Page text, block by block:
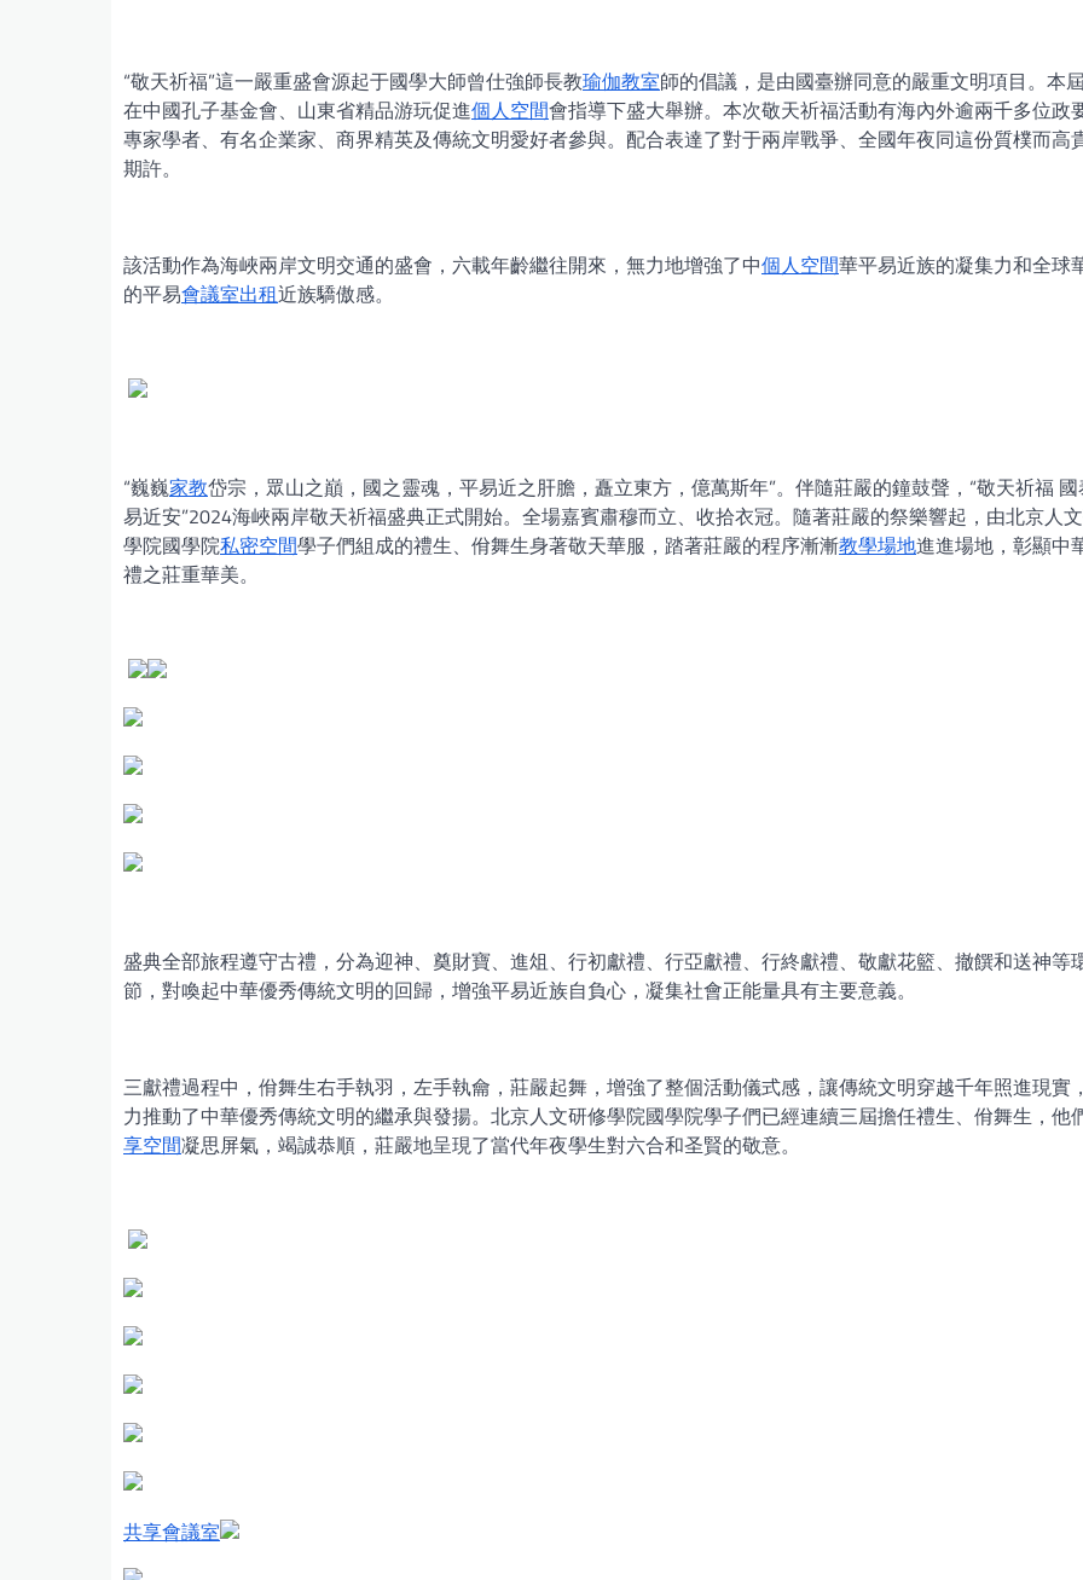
“敬天祈福”這一嚴重盛會源起于國學大師曾仕強師長教瑜伽教室師的倡議，是由國臺辦同意的嚴重文明項目。本
在中國孔子基金會、山東省精品游玩促進個人空間會指導下盛大舉辦。本次敬天祈福活動有海內外逾兩千多位政要
專家學者、有名企業家、商界精英及傳統文明愛好者參與。配合表達了對于兩岸戰爭、全國年夜同這份質樸而高
期許。
該活動作為海峽兩岸文明交通的盛會，六載年齡繼往開來，無力地增強了中個人空間華平易近族的凝集力和全球
的平易會議室出租近族驕傲感。
“巍巍家教岱宗，眾山之巔，國之靈魂，平易近之肝膽，矗立東方，億萬斯年”。伴隨莊嚴的鐘鼓聲，“敬天祈福
易近安”2024海峽兩岸敬天祈福盛典正式開始。全場嘉賓肅穆而立、收拾衣冠。隨著莊嚴的祭樂響起，由北京人
學院國學院私密空間學子們組成的禮生、佾舞生身著敬天華服，踏著莊嚴的程序漸漸教學場地進進場地，彰顯中
禮之莊重華美。
盛典全部旅程遵守古禮，分為迎神、奠財寶、進俎、行初獻禮、行亞獻禮、行終獻禮、敬獻花籃、撤饌和送神等
節，對喚起中華優秀傳統文明的回歸，增強平易近族自負心，凝集社會正能量具有主要意義。
三獻禮過程中，佾舞生右手執羽，左手執龠，莊嚴起舞，增強了整個活動儀式感，讓傳統文明穿越千年照進現實
力推動了中華優秀傳統文明的繼承與發揚。北京人文研修學院國學院學子們已經連續三屆擔任禮生、佾舞生，他
享空間凝思屏氣，竭誠恭順，莊嚴地呈現了當代年夜學生對六合和圣賢的敬意。
共享會議室